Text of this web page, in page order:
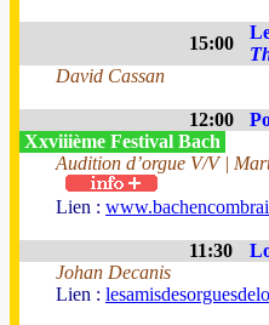
15:00
David Cassan
12:00
Xxviiième Festival Bach
Audition d’orgue V/V |
Lien :
11:30
Johan Decanis
Lien :